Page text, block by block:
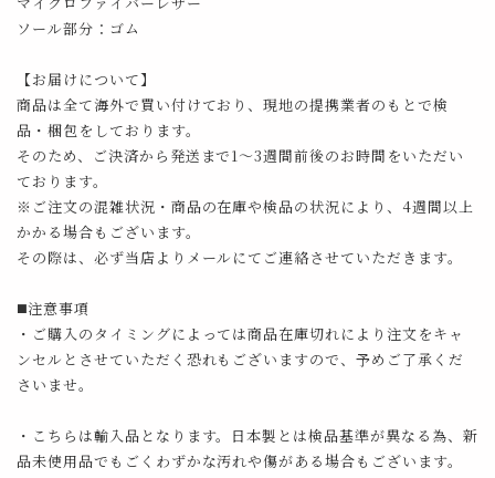
ソール部分：ゴム
【お届けについて】
商品は全て海外で買い付けており、現地の提携業者のもとで検
品・梱包をしております。
そのため、ご決済から発送まで1～3週間前後のお時間をいただい
ております。
※ご注文の混雑状況・商品の在庫や検品の状況により、4週間以上
かかる場合もございます。
その際は、必ず当店よりメールにてご連絡させていただきます。
◼️注意事項
・ご購入のタイミングによっては商品在庫切れにより注文をキャ
ンセルとさせていただく恐れもございますので、予めご了承くだ
さいませ。
・こちらは輸入品となります。日本製とは検品基準が異なる為、新
品未使用品でもごくわずかな汚れや傷がある場合もございます。